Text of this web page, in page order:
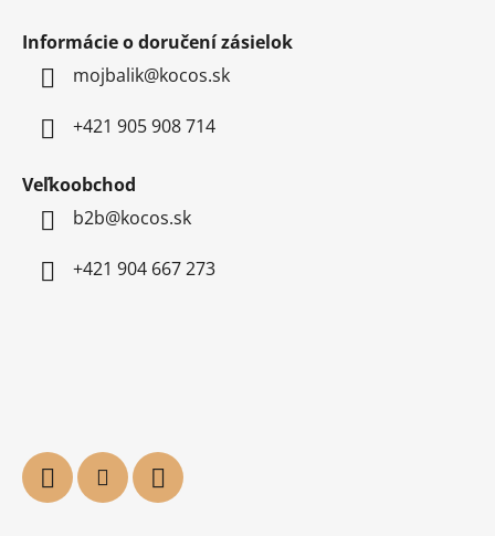
Informácie o doručení zásielok
mojbalik@kocos.sk
+421 905 908 714
Veľkoobchod
b2b@kocos.sk
+421 904 667 273